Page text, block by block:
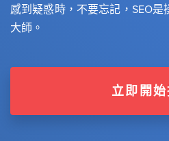
感到疑惑時，不要忘記，SEO
大師。
立即開